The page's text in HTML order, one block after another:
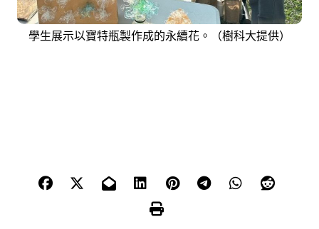
學生展示以寶特瓶製作成的永續花。（樹科大提供）